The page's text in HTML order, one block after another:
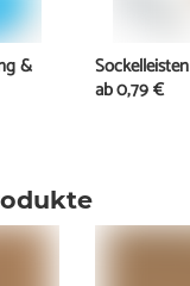
&
Sockelleisten
ab0,79 €